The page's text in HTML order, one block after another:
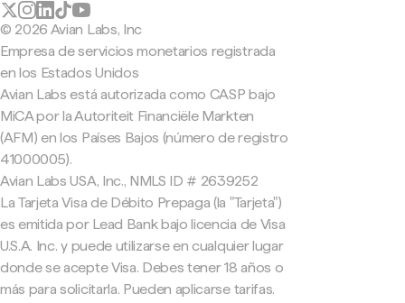
© 2026 Avian Labs, Inc
Empresa de servicios monetarios registrada
en los Estados Unidos
Avian Labs está autorizada como CASP bajo
MiCA por la Autoriteit Financiële Markten
(AFM) en los Países Bajos (número de registro
41000005).
Avian Labs USA, Inc., NMLS ID # 2639252
La Tarjeta Visa de Débito Prepaga (la "Tarjeta")
es emitida por Lead Bank bajo licencia de Visa
U.S.A. Inc. y puede utilizarse en cualquier lugar
donde se acepte Visa. Debes tener 18 años o
más para solicitarla. Pueden aplicarse tarifas.